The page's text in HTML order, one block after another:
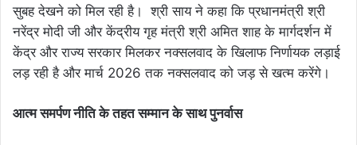
सुबह देखने को मिल रही है। श्री साय ने कहा कि प्रधानमंत्री श्री
नरेंद्र मोदी जी और केंद्रीय गृह मंत्री श्री अमित शाह के मार्गदर्शन में
केंद्र और राज्य सरकार मिलकर नक्सलवाद के खिलाफ निर्णायक लड़ाई
लड़ रही है और मार्च 2026 तक नक्सलवाद को जड़ से खत्म करेंगे।
आत्म समर्पण नीति के तहत सम्मान के साथ पुनर्वास